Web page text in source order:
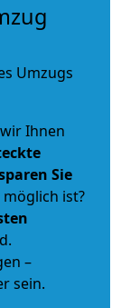
Umzugs
Ihnen
Sie
möglich ist?
–
sein.